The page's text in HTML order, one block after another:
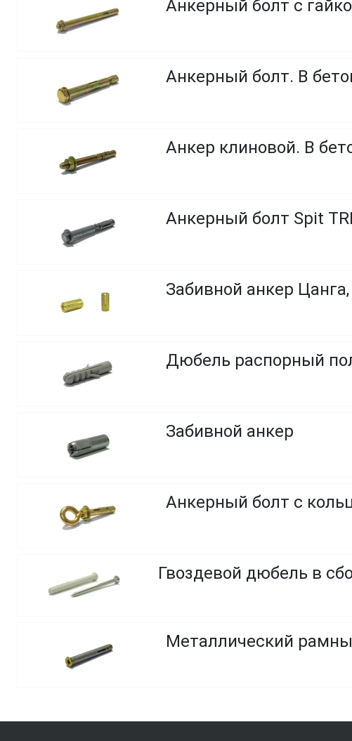
Анкерный болт с
Анкерный болт. В
Анкер клиновой. В
Анкерный болт Spit
Забивной анкер
Дюбель распорный
Забивной анкер
Анкерный болт с
Металлический